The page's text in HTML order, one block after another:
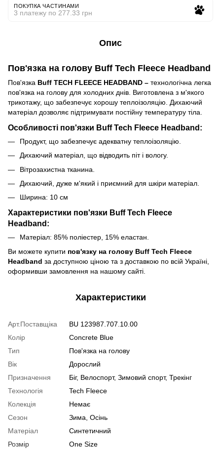
ПОКУПКА ЧАСТИНАМИ
3 платежу по 277.33 грн
Опис
Пов'язка на голову Buff Tech Fleece Headband
Пов'язка Buff TECH FLEECE HEADBAND – технологічна легка
пов'язка на голову для холодних днів. Виготовлена ​​з м'якого
трикотажу, що забезпечує хорошу теплоізоляцію. Дихаючий
матеріал дозволяє підтримувати постійну температуру тіла.
Особливості пов'язки Buff Tech Fleece Headband:
Продукт, що забезпечує адекватну теплоізоляцію.
Дихаючий матеріал, що відводить піт і вологу.
Вітрозахистна тканина.
Дихаючий, дуже м'який і приємний для шкіри матеріал.
Ширина: 10 см
Характеристики пов'язки Buff Tech Fleece
Headband:
Матеріал: 85% поліестер, 15% еластан.
Ви можете купити пов'язку на голову Buff Tech Fleece
Headband за доступною ціною та з доставкою по всій Україні,
оформивши замовлення на нашому сайті.
Характеристики
Арт.Поставщіка
BU 123987.707.10.00
Колір
Concrete Blue
Тип
Пов'язка на голову
Вік
Дорослий
Призначення
Біг, Велоспорт, Зимовий спорт, Трекінг
Технологія
Tech Fleece
Колекція
Немає
Сезон
Зима, Осінь
Матеріал
Синтетичний
Розмір
One Size